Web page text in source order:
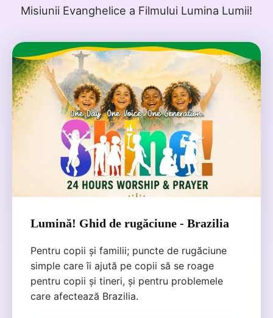
Misiunii Evanghelice a Filmului Lumina Lumii!
Lumină! Ghid de rugăciune - Brazilia
Pentru copii și familii; puncte de rugăciune
simple care îi ajută pe copii să se roage
pentru copii și tineri, și pentru problemele
care afectează Brazilia.